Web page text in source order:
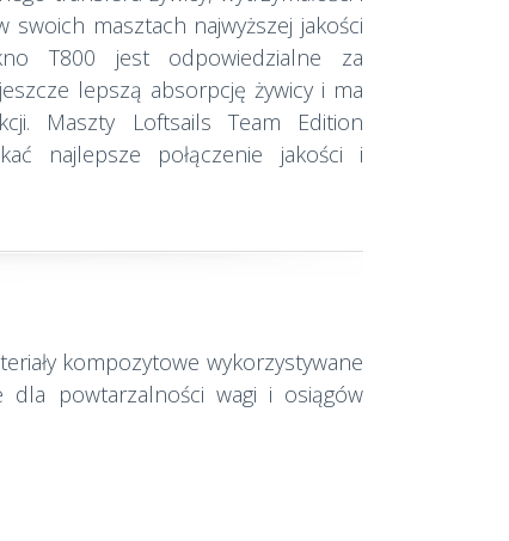
swoich masztach najwyższej jakości
T800 jest odpowiedzialne za
lepszą absorpcję żywicy i ma
Maszty Loftsails Team Edition
najlepsze połączenie jakości i
kompozytowe wykorzystywane
powtarzalności wagi i osiągów